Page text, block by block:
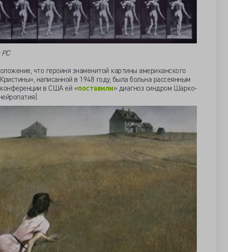
РС
что героиня знаменитой картины американского
написанной в 1948 году, была больна рассеянным
в США ей «поставили» диагноз синдром Шарко-